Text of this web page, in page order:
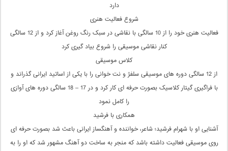
دارد
شروع فعالیت هنری
فعالیت هنری خود را از 10 سالگی با نقاشی در سبک رنگ روغن آغاز کرد و از 12 سالگی
کنار نقاشی موسیقی را شروع بیاد گیری کرد
کلاس موسیقی
از 12 سالگی دوره های موسیقی سلفژ و نت خوانی را با یکی از اساتید ایرانی گذراند و
با فراگیری گیتار کلاسیک بصورت حرفه ای کار کرد و در 17 – 18 سالگی دوره های آوازی
را کامل نمود
همکاری با فرشید
آشنایی او با شهرام فرشید؛ شاعر، خواننده و آهنگساز ایرانی باعث شد بصورت حرفه ای
روی موسیقی فعالیت داشته باشد که منجر به ساخت دو آهنگ مشهور شد که او را به